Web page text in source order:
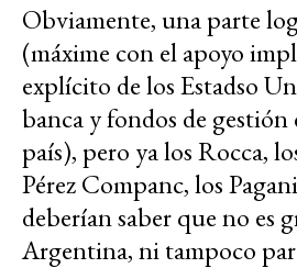
Obviamente, una parte
(máxime con el apoyo
explícito de los Estadso
banca y fondos de gestión
país), pero ya los Rocca,
Pérez Companc, los
deberían saber que no es
Argentina, ni tampoco